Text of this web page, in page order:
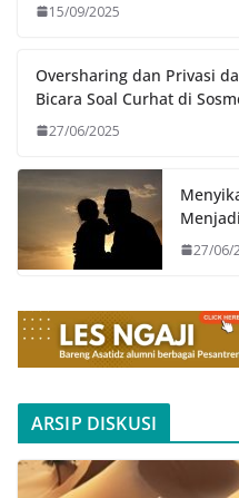
15/09/2025
Oversharing dan Privasi
Bicara Soal Curhat di
27/06/2025
27/06/
ARSIP DISKUSI